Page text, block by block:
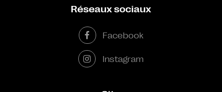
Réseaux sociaux
Facebook
Instagram